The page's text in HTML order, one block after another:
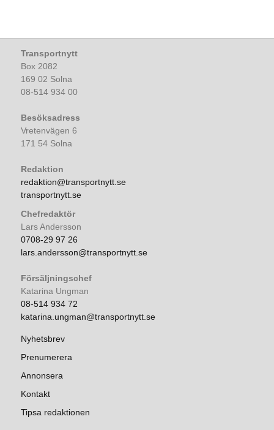
Transportnytt
Box 2082
169 02 Solna
08-514 934 00
Besöksadress
Vretenvägen 6
171 54 Solna
Redaktion
redaktion@transportnytt.se
transportnytt.se
Chefredaktör
Lars Andersson
0708-29 97 26
lars.andersson@transportnytt.se
Försäljningschef
Katarina Ungman
08-514 934 72
katarina.ungman@transportnytt.se
Nyhetsbrev
Prenumerera
Annonsera
Kontakt
Tipsa redaktionen